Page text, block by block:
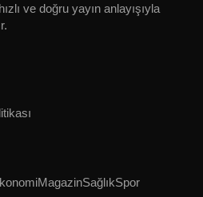
ve doğru yayın anlayışıyla
MagazinSağlıkSpor